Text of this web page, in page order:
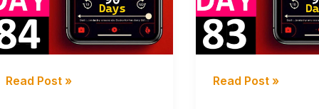
84
Read Post »
83
Read Post »